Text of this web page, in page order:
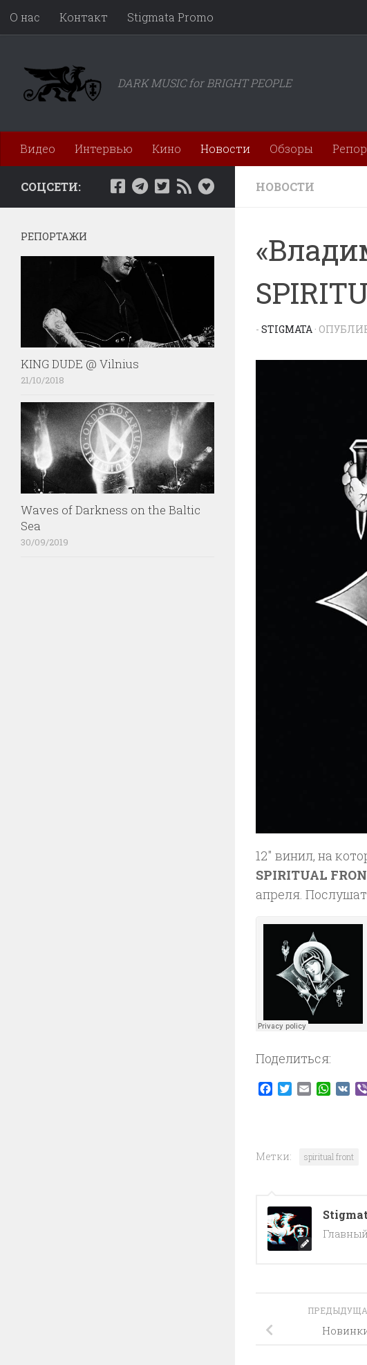
Перейти к содержимому
О нас Контакт Stigmata Promo
DARK MUSIC for BRIGHT PEOPLE
Видео Интервью Кино Новости Обзоры
НОВОСТИ
- STIGMATA ·
12″ винил, на
SPIRITUAL
апреля.
Поделиться:
Facebook
TwitterEmail VK
Метки: spiritual front
СОЦСЕТИ:
РЕПОРТАЖИ
KING DUDE @ Vilnius
21/10/2018
Waves of Darkness on the Baltic
Sea
30/09/2019